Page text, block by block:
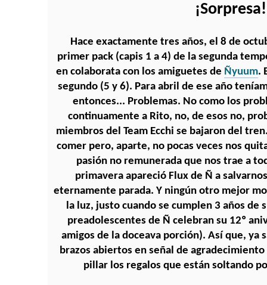
¡Sorpresa!
Hace exactamente tres años, el 8 de
primer pack (capis 1 a 4) de la segunda
en colaborata con los amiguetes de Ñyuum.
segundo (5 y 6). Para abril de ese año
entonces... Problemas. No como los
continuamente a Rito, no, de esos no,
miembros del Team Ecchi se bajaron del
comer pero, aparte, no pocas veces nos
pasión no remunerada que nos trae a
primavera apareció Flux de Ñ a
eternamente parada. Y ningún otro mejor
la luz, justo cuando se cumplen 3 años de
preadolescentes de Ñ celebran su 12º
amigos de la doceava porción). Así que, ya
brazos abiertos en señal de
pillar los regalos que están soltando